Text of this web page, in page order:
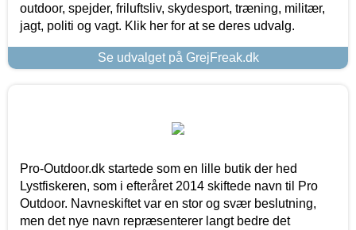
outdoor, spejder, friluftsliv, skydesport, træning, militær,
jagt, politi og vagt. Klik her for at se deres udvalg.
Se udvalget på GrejFreak.dk
Pro-Outdoor.dk startede som en lille butik der hed
Lystfiskeren, som i efteråret 2014 skiftede navn til Pro
Outdoor. Navneskiftet var en stor og svær beslutning,
men det nye navn repræsenterer langt bedre det